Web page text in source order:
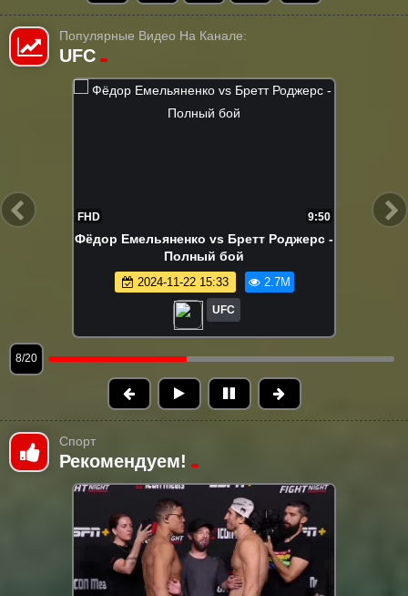
Популярные Видео На Канале:
UFC
FHD 0:32
Сергей Павлович финишировал
Деррика Льюиса в начале первого
раунда!
2022-07-31 06:21 2.6M
UFC
9/20
Спорт
Рекомендуем!